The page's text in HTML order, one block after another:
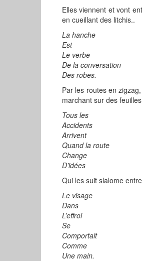
Elles viennent et vont
en cueillant des litchis..
La hanche
Est
Le verbe
De la conversation
Des robes.
Par les routes en
marchant sur des
Tous les
Accidents
Arrivent
Quand la route
Change
D’idées
Qui les suit slalome
Le visage
Dans
L’effroi
Se
Comportait
Comme
Une main.